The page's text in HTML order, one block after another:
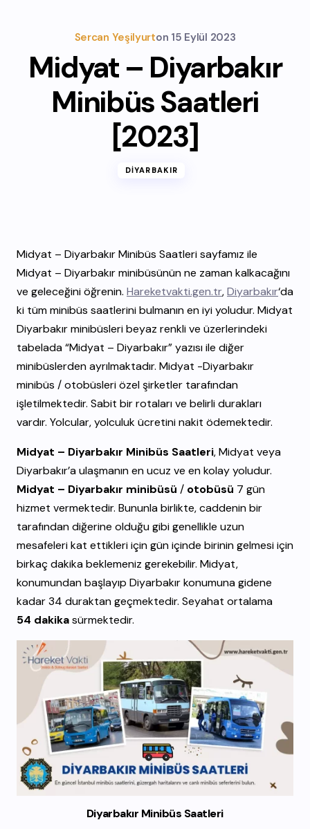
Sercan Yeşilyurton 15 Eylül 2023
Midyat – Diyarbakır
Minibüs Saatleri
[2023]
DIYARBAKIR
Midyat – Diyarbakır Minibüs Saatleri sayfamız ile
Midyat – Diyarbakır minibüsünün ne zaman kalkacağını
ve geleceğini öğrenin. Hareketvakti.gen.tr,Diyarbakır‘da
ki tüm minibüs saatlerini bulmanın en iyi yoludur. Midyat
Diyarbakır minibüsleri beyaz renkli ve üzerlerindeki
tabelada “Midyat – Diyarbakır” yazısı ile diğer
minibüslerden ayrılmaktadır. Midyat -Diyarbakır
minibüs / otobüsleri özel şirketler tarafından
işletilmektedir. Sabit bir rotaları ve belirli durakları
vardır. Yolcular, yolculuk ücretini nakit ödemektedir.
Midyat – Diyarbakır Minibüs Saatleri, Midyat veya
Diyarbakır’a ulaşmanın en ucuz ve en kolay yoludur.
Midyat – Diyarbakır minibüsü / otobüsü 7 gün
hizmet vermektedir. Bununla birlikte, caddenin bir
tarafından diğerine olduğu gibi genellikle uzun
mesafeleri kat ettikleri için gün içinde birinin gelmesi için
birkaç dakika beklemeniz gerekebilir. Midyat,
konumundan başlayıp Diyarbakır konumuna gidene
kadar 34 duraktan geçmektedir. Seyahat ortalama
54 dakikasürmektedir.
Diyarbakır Minibüs Saatleri